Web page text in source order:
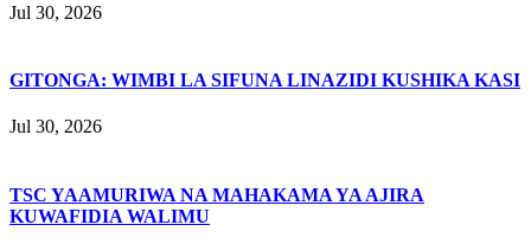
Jul 30, 2026
GITONGA: WIMBI LA SIFUNA LINAZIDI KUSHIKA KASI
Jul 30, 2026
TSC YAAMURIWA NA MAHAKAMA YA AJIRA
KUWAFIDIA WALIMU